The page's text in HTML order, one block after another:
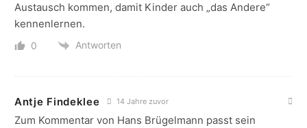
Austausch kommen, damit Kinder auch „das Andere“
kennenlernen.
0 Antworten
Antje Findeklee 14 Jahre zuvor
Zum Kommentar von Hans Brügelmann passt sein